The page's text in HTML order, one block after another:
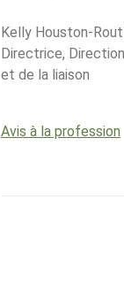
Kelly Houston-
Directrice,
et de la liaison
Avis à la profession